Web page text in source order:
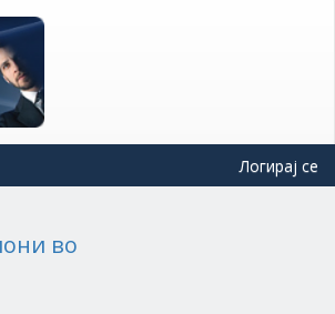
Логирај се
во